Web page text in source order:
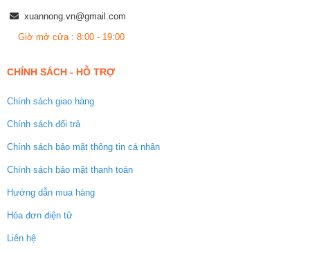
xuannong.vn@gmail.com
Giờ mở cửa : 8:00 - 19:00
CHÍNH SÁCH - HỖ TRỢ
Chính sách giao hàng
Chính sách đổi trả
Chính sách bảo mật thông tin cá nhân
Chính sách bảo mật thanh toán
Hướng dẫn mua hàng
Hóa đơn điện tử
Liên hệ